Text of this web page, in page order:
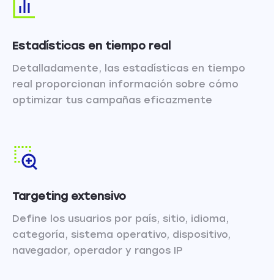
Estadísticas en tiempo real
Detalladamente, las estadísticas en tiempo
real proporcionan información sobre cómo
optimizar tus campañas eficazmente
Targeting extensivo
Define los usuarios por país, sitio, idioma,
categoría, sistema operativo, dispositivo,
navegador, operador y rangos IP